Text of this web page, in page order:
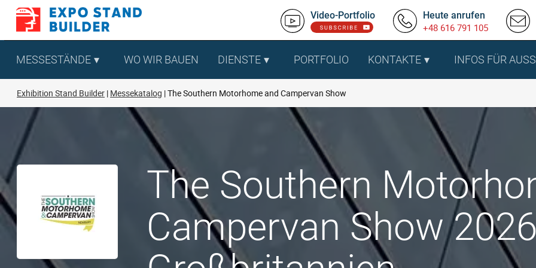
Zum
springen
Video-Portfolio Heute anrufen
+48 616 791 105
MESSESTÄNDE WO WIR BAUEN DIENSTE PORTFOLIO KONTAKTE INFOS FÜR
Exhibition Stand Builder Messekatalog The Southern Motorhome and Campervan Show
The Southern
Campervan Show